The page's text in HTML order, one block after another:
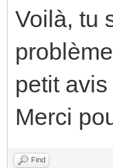
Voilà, tu
petit
Merci
Find